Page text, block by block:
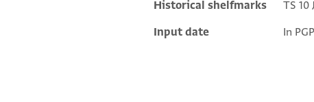
Historical shelfmarks
TS 10
Input date
In